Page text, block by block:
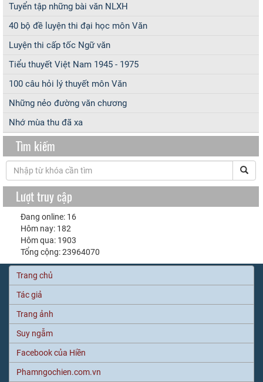
Tuyển tập những bài văn NLXH
40 bộ đề luyện thi đại học môn Văn
Luyện thi cấp tốc Ngữ văn
Tiểu thuyết Việt Nam 1945 - 1975
100 câu hỏi lý thuyết môn Văn
Những nẻo đường văn chương
Nhớ mùa thu đã xa
Tìm kiếm
Lượt truy cập
Đang online: 16
Hôm nay: 182
Hôm qua: 1903
Tổng cộng: 23964070
Trang chủ
Tác giả
Trang ảnh
Suy ngẫm
Facebook của Hiền
Phamngochien.com.vn